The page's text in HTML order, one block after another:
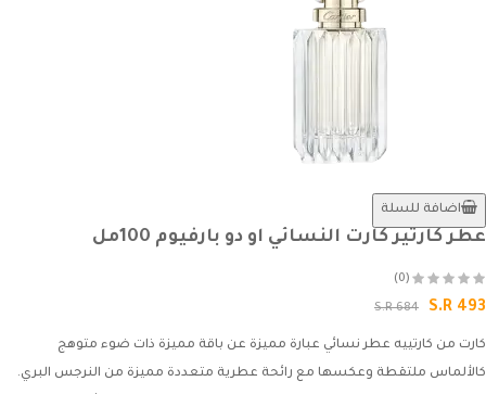
اضافة للسلة
عطر كارتير كارت النسائي او دو بارفيوم 100مل
(0)
S.R 493
S.R 684
كارت من كارتييه عطر نسائي عبارة مميزة عن باقة مميزة ذات ضوء متوهج
كالألماس ملتقطة وعكسها مع رائحة عطرية متعددة مميزة من النرجس البري.